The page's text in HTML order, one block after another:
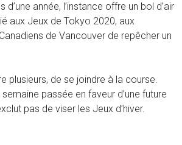
année, l’instance offre un bol d’air
aux Jeux de Tokyo 2020, aux
de Vancouver de repêcher un
plusieurs, de se joindre à la course.
passée en faveur d’une future
pas de viser les Jeux d’hiver.